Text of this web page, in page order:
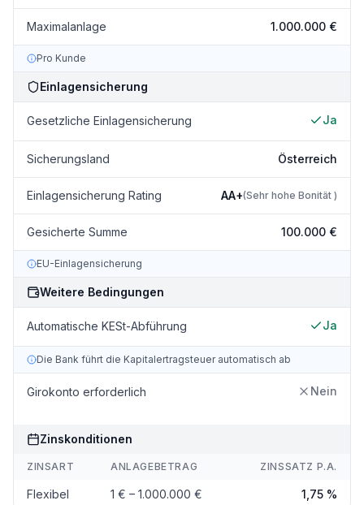
Maximalanlage 1.000.000 €
Pro Kunde
Einlagensicherung
Gesetzliche Einlagensicherung Ja
Sicherungsland Österreich
Einlagensicherung Rating AA+(Sehr hohe Bonität )
Gesicherte Summe 100.000 €
EU-Einlagensicherung
Weitere Bedingungen
Automatische KESt-Abführung Ja
Die Bank führt die Kapitalertragsteuer automatisch ab
Girokonto erforderlich Nein
Zinskonditionen
ZINSART ANLAGEBETRAG ZINSSATZ P.A.
Flexibel 1 € – 1.000.000 € 1,75 %